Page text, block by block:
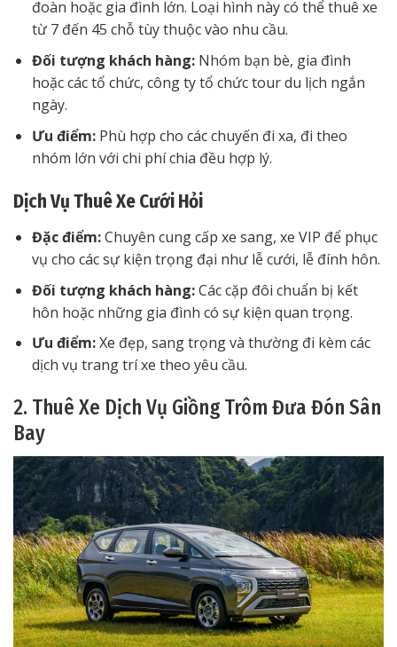
đoàn hoặc gia đình lớn. Loại hình này có thể thuê xe
từ 7 đến 45 chỗ tùy thuộc vào nhu cầu.
Đối tượng khách hàng:Nhóm bạn bè, gia đình
hoặc các tổ chức, công ty tổ chức tour du lịch ngắn
ngày.
Ưu điểm:Phù hợp cho các chuyến đi xa, đi theo
nhóm lớn với chi phí chia đều hợp lý.
Dịch Vụ Thuê Xe Cưới Hỏi
Đặc điểm:Chuyên cung cấp xe sang, xe VIP để phục
vụ cho các sự kiện trọng đại như lễ cưới, lễ đính hôn.
Đối tượng khách hàng:Các cặp đôi chuẩn bị kết
hôn hoặc những gia đình có sự kiện quan trọng.
Ưu điểm:Xe đẹp, sang trọng và thường đi kèm các
dịch vụ trang trí xe theo yêu cầu.
2. Thuê Xe Dịch Vụ Giồng Trôm Đưa Đón Sân
Bay